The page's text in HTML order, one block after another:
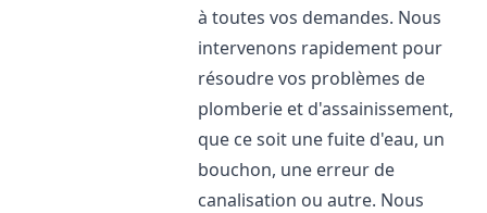
à toutes vos demandes. Nous
intervenons rapidement pour
résoudre vos problèmes de
plomberie et d'assainissement,
que ce soit une fuite d'eau, un
bouchon, une erreur de
canalisation ou autre. Nous